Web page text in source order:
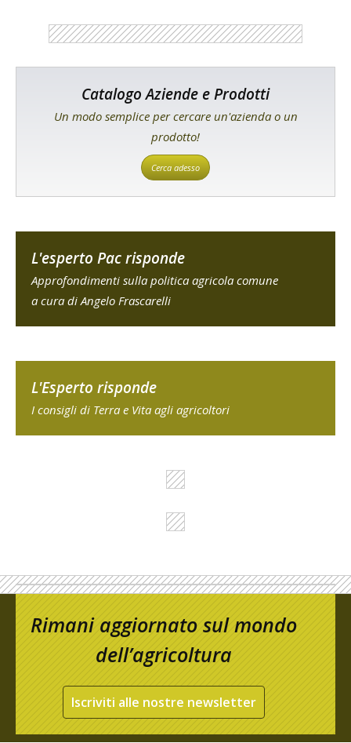
Catalogo Aziende e Prodotti
Un modo semplice per cercare un'azienda o un
prodotto!
Cerca adesso
L'esperto Pac risponde
Approfondimenti sulla politica agricola comune
a cura di Angelo Frascarelli
L'Esperto risponde
I consigli di Terra e Vita agli agricoltori
Rimani aggiornato sul mondo
dell’agricoltura
Iscriviti alle nostre newsletter